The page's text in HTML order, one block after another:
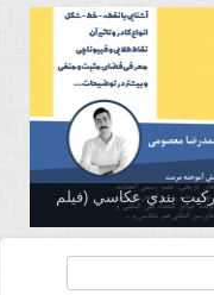
بندي عكاسي (فیلم